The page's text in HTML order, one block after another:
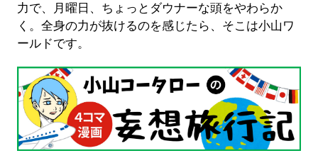
力で、月曜日、ちょっとダウナーな頭をやわらか
く。全身の力が抜けるのを感じたら、そこは小山ワ
ールドです。